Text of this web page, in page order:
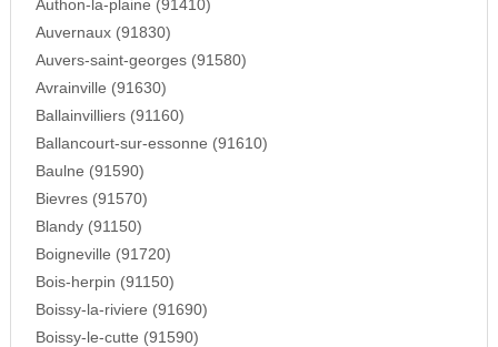
Authon-la-plaine (91410)
Auvernaux (91830)
Auvers-saint-georges (91580)
Avrainville (91630)
Ballainvilliers (91160)
Ballancourt-sur-essonne (91610)
Baulne (91590)
Bievres (91570)
Blandy (91150)
Boigneville (91720)
Bois-herpin (91150)
Boissy-la-riviere (91690)
Boissy-le-cutte (91590)